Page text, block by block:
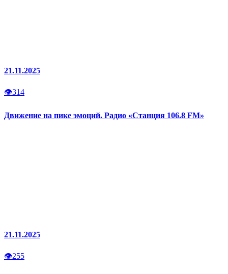
21.11.2025
👁314
Движение на пике эмоций. Радио «Станция 106.8 FM»
21.11.2025
👁255